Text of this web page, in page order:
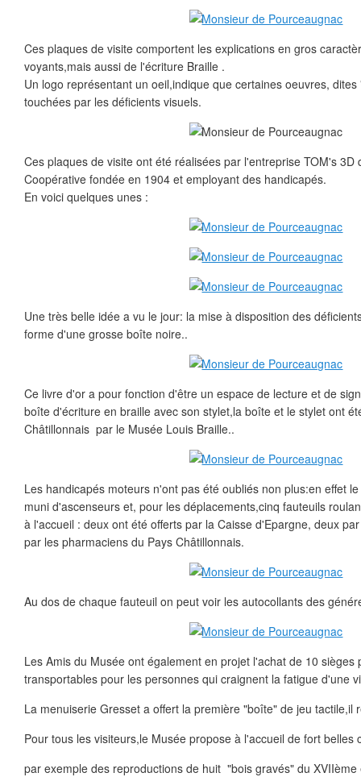
Ces plaques de visite comportent les explications en gros
voyants,mais aussi de l'écriture Braille .
Un logo représentant un oeil,indique que certaines oeuvres,
touchées par les déficients visuels.
Ces plaques de visite ont été réalisées par l'entreprise TOM's 3D
Coopérative fondée en 1904 et employant des handicapés.
En voici quelques unes :
Une très belle idée a vu le jour: la mise à disposition des
forme d'une grosse boîte noire..
Ce livre d'or a pour fonction d'être un espace de lecture et de
boîte d'écriture en braille avec son stylet,la boîte et le stylet ont
Châtillonnais par le Musée Louis Braille..
Les handicapés moteurs n'ont pas été oubliés non plus:en effet
muni d'ascenseurs et, pour les déplacements,cinq fauteuils
à l'accueil : deux ont été offerts par la Caisse d'Epargne, deux
par les pharmaciens du Pays Châtillonnais.
Au dos de chaque fauteuil on peut voir les autocollants des
Les Amis du Musée ont également en projet l'achat de 10 sièges
transportables pour les personnes qui craignent la fatigue d'une
La menuiserie Gresset a offert la première "boîte" de jeu tactile,il
Pour tous les visiteurs,le Musée propose à l'accueil de fort belles
par exemple des reproductions de huit "bois gravés" du